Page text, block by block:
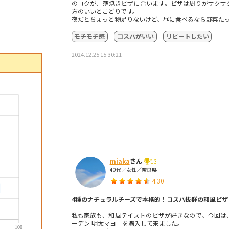
のコクが、薄焼きピザに合います。ピザは周りがサク
方のいいとこどりです。
夜だとちょっと物足りないけど、昼に食べるなら野菜た
モチモチ感
コスパがいい リピートしたい
2024.12.25 15:30:21
miakaさん
13
40代／女性／奈良県
4.30
4種のナチュラルチーズで本格的！コスパ抜群の和風ピ
私も家族も、和風テイストのピザが好きなので、今回
ーデン 明太マヨ」を購入して来ました。